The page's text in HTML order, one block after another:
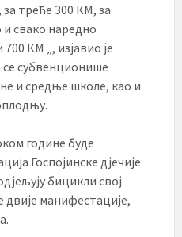
треће 300 КМ, за
свако наредно
КМ „, изјавио је
се субвенционише
и средње школе, као и
године буде
Госпојинске дјечије
бицикли свој
двије манифестације,